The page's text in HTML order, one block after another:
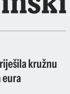
kružnu